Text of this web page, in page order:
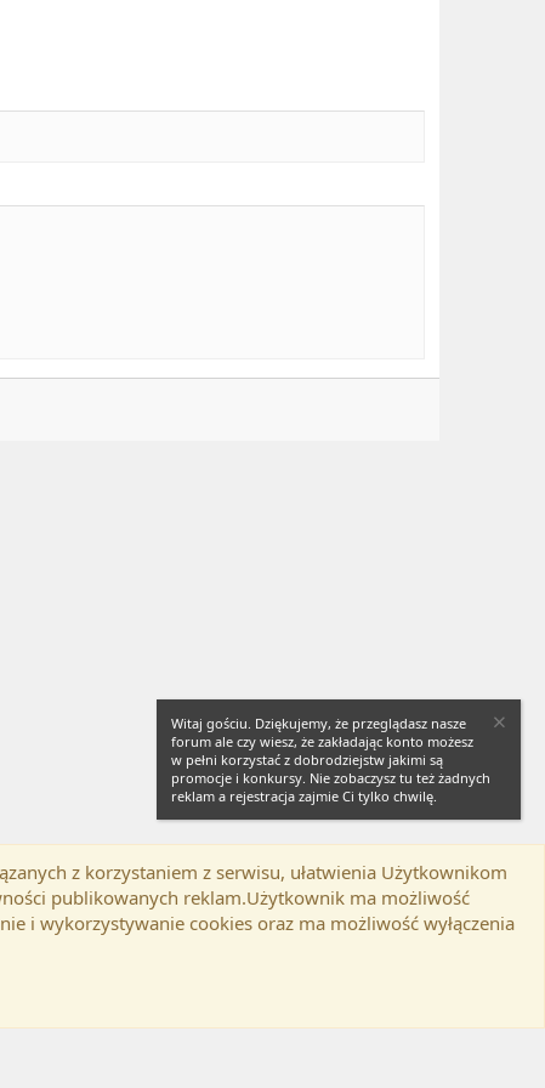
Polityka prywatności Pomoc TwitterKontakt
RSS
Witaj gościu. Dziękujemy, że przeglądasz nasze
forum ale czy wiesz, że zakładając konto możesz
w pełni korzystać z dobrodziejstw jakimi są
promocje i konkursy. Nie zobaczysz tu też żadnych
reklam a rejestracja zajmie Ci tylko chwilę.
z korzystaniem z serwisu, ułatwienia Użytkownikom
publikowanych reklam.Użytkownik ma możliwość
i wykorzystywanie cookies oraz ma możliwość wyłączenia